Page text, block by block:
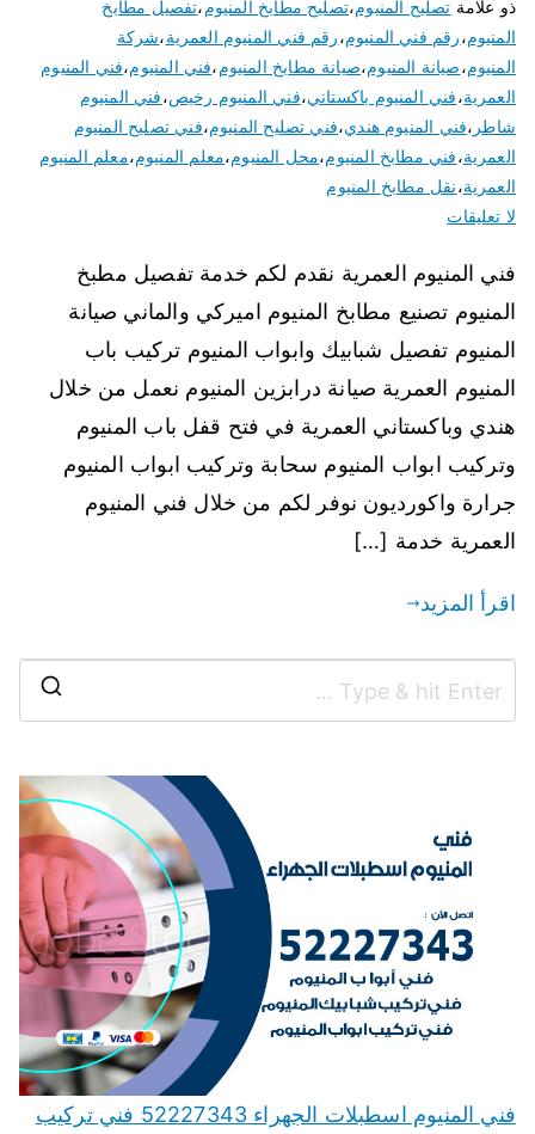
ذو علامة تصليح المنيوم،تصليح مطابخ المنيوم،تفصيل مطابخ
المنيوم،رقم فني المنيوم،رقم فني المنيوم العمرية،شركة
المنيوم،صيانة المنيوم،صيانة مطابخ المنيوم،فني المنيوم،فني المنيوم
العمرية،فني المنيوم باكستاني،فني المنيوم رخيص،فني المنيوم
شاطر ،فني المنيوم هندي،فني تصليح المنيوم،فني تصليح المنيوم
العمرية،فني مطابخ المنيوم،محل المنيوم،معلم المنيوم،معلم المنيوم
العمرية،نقل مطابخ المنيوم
لا تعليقات
فني المنيوم العمرية نقدم لكم خدمة تفصيل مطبخ
المنيوم تصنيع مطابخ المنيوم اميركي والماني صيانة
المنيوم تفصيل شبابيك وابواب المنيوم تركيب باب
المنيوم العمرية صيانة درابزين المنيوم نعمل من خلال
هندي وباكستاني العمرية في فتح قفل باب المنيوم
وتركيب ابواب المنيوم سحابة وتركيب ابواب المنيوم
جرارة واكورديون نوفر لكم من خلال فني المنيوم
العمرية خدمة […]
اقرأ المزيد
فني المنيوم اسطبلات الجهراء 52227343 فني تركيب